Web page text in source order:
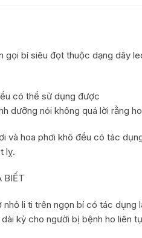
gọi bí siêu đọt thuộc dạng dây
có thể sử dụng được
dưỡng nói không quá lời rằng
và hoa phơi khô đều có tác
lỵ.
BIẾT
li ti trên ngọn bí có tác dụng
kỳ cho người bị bệnh ho liên